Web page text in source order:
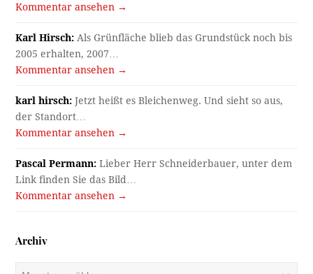
Kommentar ansehen →
Karl Hirsch: Als Grünfläche blieb das Grundstück noch bis
2005 erhalten, 2007…
Kommentar ansehen →
karl hirsch: Jetzt heißt es Bleichenweg. Und sieht so aus,
der Standort…
Kommentar ansehen →
Pascal Permann: Lieber Herr Schneiderbauer, unter dem
Link finden Sie das Bild…
Kommentar ansehen →
Archiv